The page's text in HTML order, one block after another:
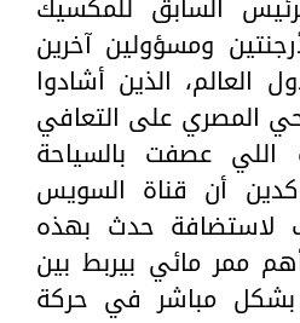
ومسؤولين آخرين
الذين أشادوا
المصري على التعافي
اللي عصفت بالسياحة
أن قناة السويس
لاستضافة حدث بهذه
أهم ممر مائي بيربط بين
بشكل مباشر في حركة